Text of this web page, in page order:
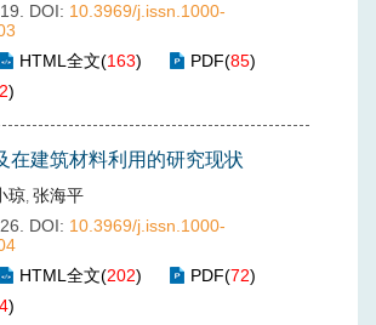
DOI: 10.3969/j.issn.1000-
HTML全文(163) PDF(85)
)
在建筑材料利用的研究现状
琼, 张海平
DOI: 10.3969/j.issn.1000-
HTML全文(202) PDF(72)
)